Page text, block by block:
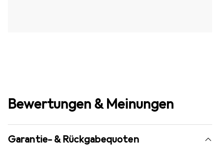
Bewertungen & Meinungen
Garantie- & Rückgabequoten